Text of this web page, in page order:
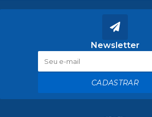
Newsletter
CADASTRAR